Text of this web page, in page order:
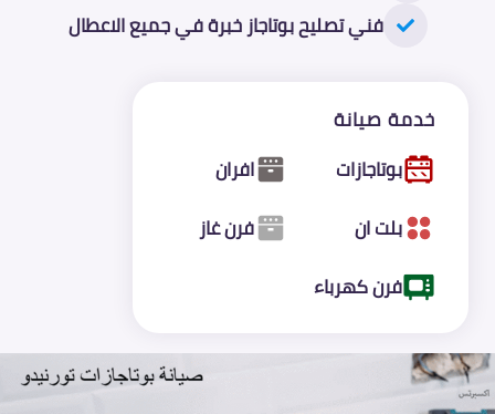
فني تصليح بوتاجاز خبرة في جميع الاعطال
خدمة صيانة
بوتاجازات
افران
بلت ان
فرن غاز
فرن كهرباء